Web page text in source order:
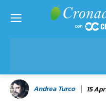
Andrea Turco 15